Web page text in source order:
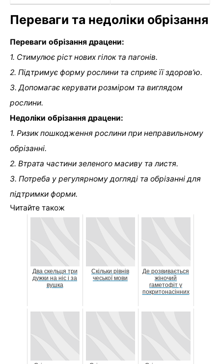
Переваги та недоліки обрізання
Переваги обрізання драцени:
1. Стимулює ріст нових гілок та пагонів.
2. Підтримує форму рослини та сприяє її здоров’ю.
3. Допомагає керувати розміром та виглядом
рослини.
Недоліки обрізання драцени:
1. Ризик пошкодження рослини при неправильному
обрізанні.
2. Втрата частини зеленого масиву та листя.
3. Потреба у регулярному догляді та обрізанні для
підтримки форми.
Читайте також
Два скельця три
дужки на ніс і за
вушка
Скільки рівнів
чеської мови
Де розвивається
жіночий
гаметофіт у
покритонасінних